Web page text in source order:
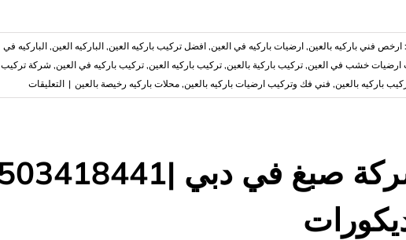
ارخص فني باركيه بالعين, ارضيات باركيه في العين, افضل تركيب باركيه العين, الباركيه العين, الباركيه في
ارضيات خشب في العين, تركيب باركية بالعين, تركيب باركيه العين, تركيب باركيه في العين, شركة تركيب
باركيه بالعين, فني فك وتركيب ارضيات باركيه بالعين, محلات باركيه رخيصة بالعين | التعليقاتعلى
شركة
العين